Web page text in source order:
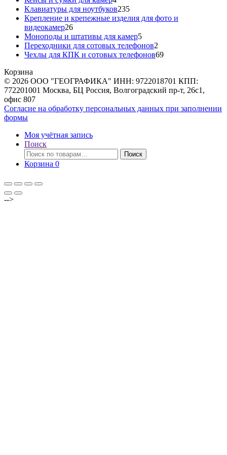
товара
Клавиатуры для ноутбуков235235
товаров
Крепление и крепежные изделия для фото и
видеокамер2626
товаров
Моноподы и штативы для камер55
товаров
Переходники для сотовых телефонов2
товара
Чехлы для КПК и сотовых телефонов6969
Корзина
© 2026 ООО "ГЕОГРАФИКА" ИНН: 9722018701 КПП:
772201001 Москва, БЦ Россия, Волгоградский пр-т, 26с1,
офис 807
Согласие на обработку персональных данных при заполнении
формы
Моя учётная запись
Поиск
Искать:
Поиск
Корзина 0
-->